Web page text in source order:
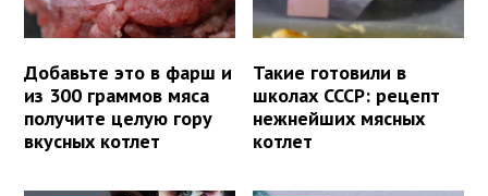
Добавьте это в фарш и
из 300 граммов мяса
получите целую гору
вкусных котлет
Такие готовили в
школах СССР: рецепт
нежнейших мясных
котлет